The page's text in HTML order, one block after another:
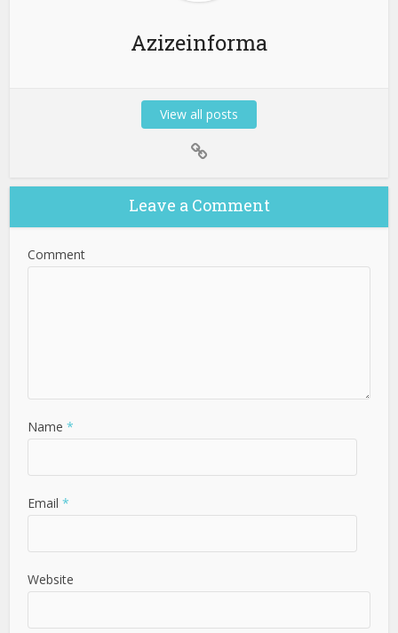
Azizeinforma
View all posts
Leave a Comment
Comment
Name *
Email *
Website